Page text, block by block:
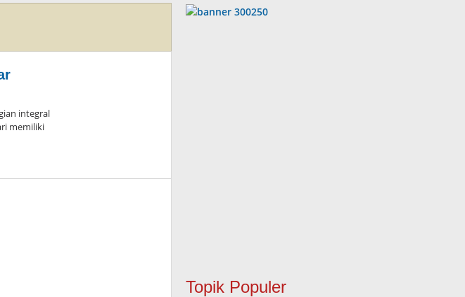
integral
memiliki
Topik Populer